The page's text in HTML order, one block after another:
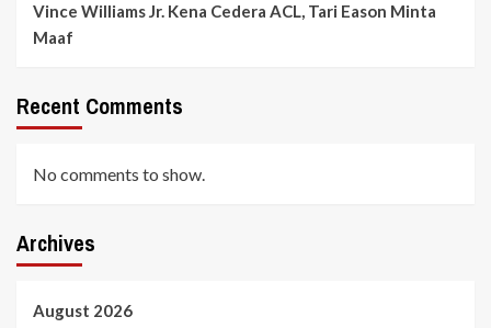
Vince Williams Jr. Kena Cedera ACL, Tari Eason Minta
Maaf
Recent Comments
No comments to show.
Archives
August 2026